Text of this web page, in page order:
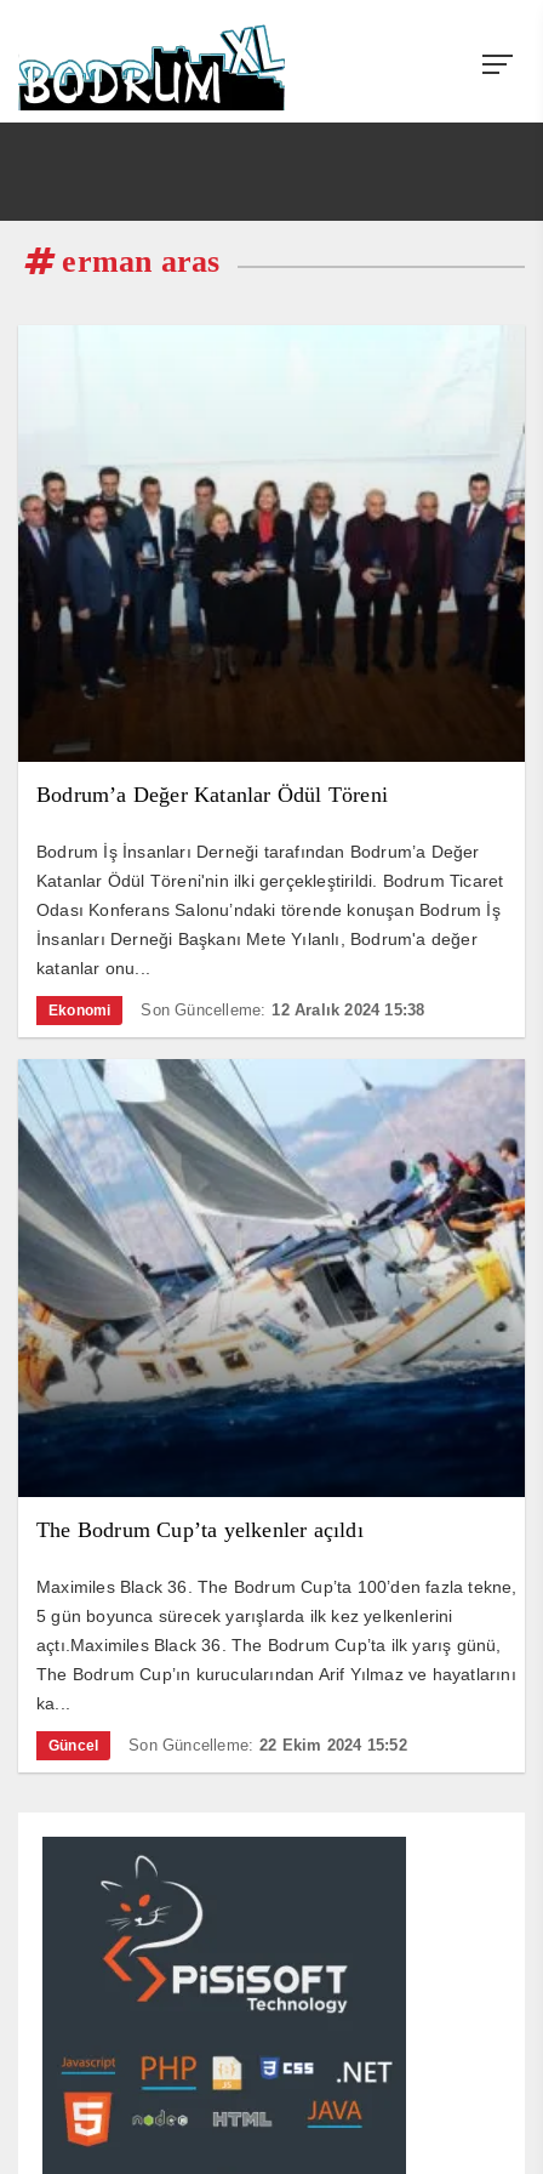
erman aras
Bodrum’a Değer Katanlar Ödül Töreni
Bodrum İş İnsanları Derneği tarafından Bodrum’a Değer
Katanlar Ödül Töreni'nin ilki gerçekleştirildi. Bodrum Ticaret
Odası Konferans Salonu’ndaki törende konuşan Bodrum İş
İnsanları Derneği Başkanı Mete Yılanlı, Bodrum'a değer
katanlar onu...
Ekonomi Son Güncelleme: 12 Aralık 2024 15:38
The Bodrum Cup’ta yelkenler açıldı
Maximiles Black 36. The Bodrum Cup’ta 100’den fazla tekne,
5 gün boyunca sürecek yarışlarda ilk kez yelkenlerini
açtı.Maximiles Black 36. The Bodrum Cup’ta ilk yarış günü,
The Bodrum Cup’ın kurucularından Arif Yılmaz ve hayatlarını
ka...
Güncel Son Güncelleme: 22 Ekim 2024 15:52